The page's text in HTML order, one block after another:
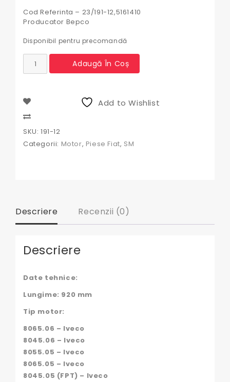
Cod Referinta – 23/191-12,5161410
Producator Bepco
Disponibil pentru precomandă
Cantitate
Cablu
Tractor
Fiat
Adaugă În Coș
Add to Wishlist
SKU: 191-12
Categorii: Motor, Piese Fiat, SM
Descriere Recenzii (0)
Descriere
Date tehnice:
Lungime: 920 mm
Tip motor:
8065.06 – Iveco
8045.06 – Iveco
8055.05 – Iveco
8065.05 – Iveco
8045.05 (FPT) – Iveco